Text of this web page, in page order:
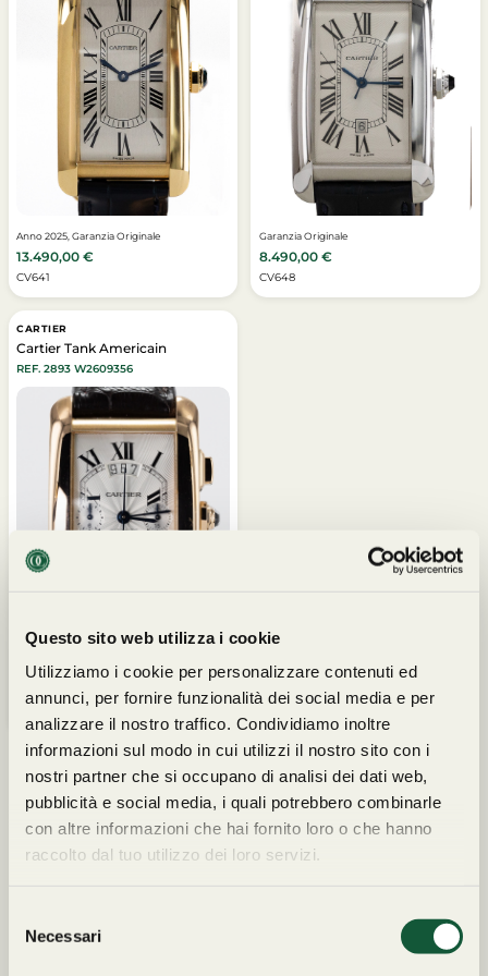
Questo sito web utilizza i cookie
Utilizziamo i cookie per personalizzare contenuti ed
annunci, per fornire funzionalità dei social media e per
analizzare il nostro traffico. Condividiamo inoltre
informazioni sul modo in cui utilizzi il nostro sito con i
nostri partner che si occupano di analisi dei dati web,
pubblicità e social media, i quali potrebbero combinarle
con altre informazioni che hai fornito loro o che hanno
raccolto dal tuo utilizzo dei loro servizi.
Necessari
Anno 2025, Garanzia Originale
13.490,00 €
CV641
Garanzia Originale
8.490,00 €
CV648
CARTIER
Cartier Tank Americain
REF. 2893 W2609356
Garanzia Originale
14.900,00